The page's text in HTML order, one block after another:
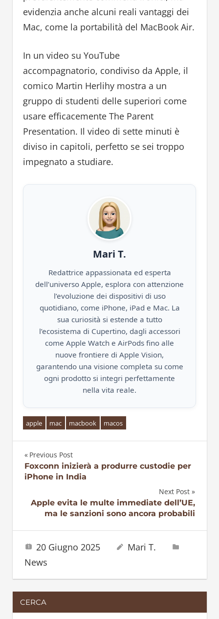
evidenzia anche alcuni reali vantaggi dei
Mac, come la portabilità del MacBook Air.
In un video su YouTube
accompagnatorio, condiviso da Apple, il
comico Martin Herlihy mostra a un
gruppo di studenti delle superiori come
usare efficacemente The Parent
Presentation. Il video di sette minuti è
diviso in capitoli, perfetto se sei troppo
impegnato a studiare.
Mari T.
Redattrice appassionata ed esperta
dell’universo Apple, esplora con attenzione
l’evoluzione dei dispositivi di uso
quotidiano, come iPhone, iPad e Mac. La
sua curiosità si estende a tutto
l’ecosistema di Cupertino, dagli accessori
come Apple Watch e AirPods fino alle
nuove frontiere di Apple Vision,
garantendo una visione completa su come
ogni prodotto si integri perfettamente
nella vita reale.
apple mac macbook macos
Navigazione
Previous Post
Foxconn inizierà a produrre custodie per
iPhone in India
Next Post
Apple evita le multe immediate dell’UE,
ma le sanzioni sono ancora probabili
20 Giugno 2025
Mari T.
News
CERCA